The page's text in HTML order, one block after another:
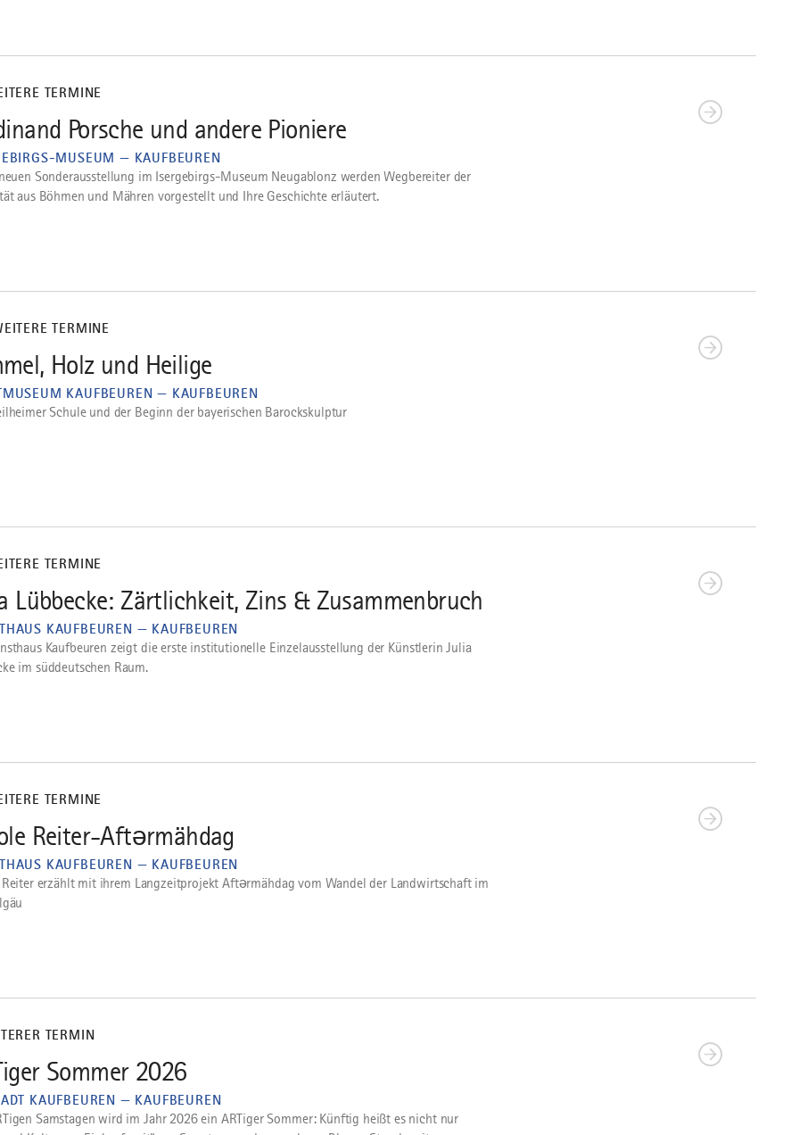
TERMINE
Porsche und andere Pioniere
MUSEUM — KAUFBEUREN
Sonderausstellung im Isergebirgs-Museum Neugablonz werden Wegbereiter der
aus Böhmen und Mähren vorgestellt und Ihre Geschichte erläutert.
TERMINE
Holz und Heilige
KAUFBEUREN — KAUFBEUREN
Schule und der Beginn der bayerischen Barockskulptur
TERMINE
Lübbecke: Zärtlichkeit, Zins & Zusammenbruch
KAUFBEUREN — KAUFBEUREN
Kaufbeuren zeigt die erste institutionelle Einzelausstellung der Künstlerin Julia
im süddeutschen Raum.
TERMINE
Reiter-Aftərmähdag
KAUFBEUREN — KAUFBEUREN
erzählt mit ihrem Langzeitprojekt Aftərmähdag vom Wandel der Landwirtschaft im
TERMIN
Sommer 2026
KAUFBEUREN — KAUFBEUREN
Samstagen wird im Jahr 2026 ein ARTiger Sommer: Künftig heißt es nicht nur